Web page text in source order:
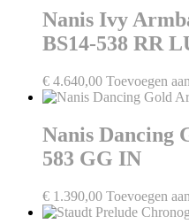
Nanis Ivy
BS14-538 RR
€ 4.640,00 Toevoegen
Nanis Dancing
583 GG IN
€ 1.390,00 Toevoegen